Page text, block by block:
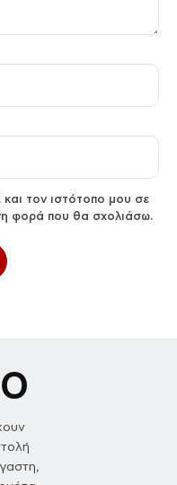
τον ιστότοπο μου σε
φορά που θα σχολιάσω.